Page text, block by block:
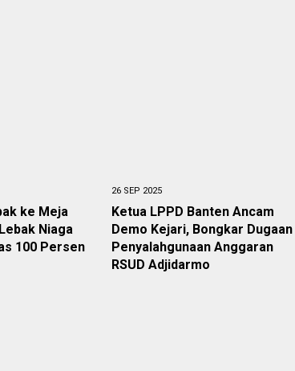
ke Meja
Niaga
100 Persen
26 SEP 2025
Ketua LPPD Banten Ancam
Demo Kejari, Bongkar Dugaan
Penyalahgunaan Anggaran
RSUD Adjidarmo